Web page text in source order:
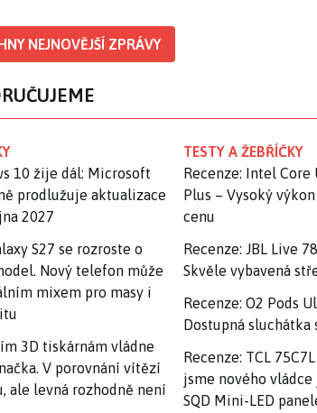
NEJNOVĚJŠÍ ZPRÁVY
10 žije dál: Microsoft
prodlužuje aktualizace
2027
S27 se rozroste o
Nový telefon může
mixem pro masy i
3D tiskárnám vládne
V porovnání vítězí
ale levná rozhodně není
TESTY A ŽEBŘÍČKY
Recenze: Intel Core
Plus – Vysoký
cenu
Recenze: JBL Live
Skvěle vybavená
Recenze: O2 Pods
Dostupná sluchátka
Recenze: TCL
jsme nového vládce
SQD Mini-LED